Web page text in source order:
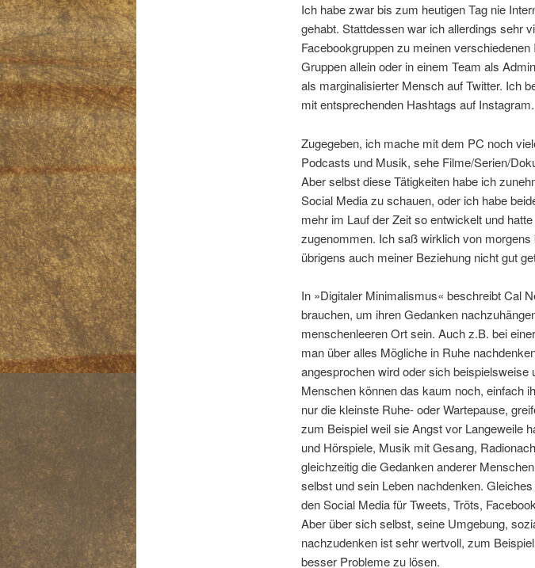
Ich habe zwar bis zum heutigen Tag nie
gehabt. Stattdessen war ich allerdings sehr
Facebookgruppen zu meinen
Gruppen allein oder in einem Team als
als marginalisierter Mensch auf Twitter. Ich
mit entsprechenden Hashtags auf Instagram.
Zugegeben, ich mache mit dem PC noch
Podcasts und Musik, sehe Filme/Serien/
Aber selbst diese Tätigkeiten habe ich
Social Media zu schauen, oder ich habe
mehr im Lauf der Zeit so entwickelt und
zugenommen. Ich saß wirklich von
übrigens auch meiner Beziehung nicht gut
In »Digitaler Minimalismus« beschreibt Cal
brauchen, um ihren Gedanken
menschenleeren Ort sein. Auch z.B. bei
man über alles Mögliche in Ruhe
angesprochen wird oder sich
Menschen können das kaum noch, einfach
nur die kleinste Ruhe- oder Wartepause,
zum Beispiel weil sie Angst vor Langeweile
und Hörspiele, Musik mit Gesang,
gleichzeitig die Gedanken anderer
selbst und sein Leben nachdenken.
den Social Media für Tweets, Tröts,
Aber über sich selbst, seine Umgebung,
nachzudenken ist sehr wertvoll, zum
besser Probleme zu lösen.